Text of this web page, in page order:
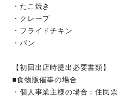
・たこ焼き
・クレープ
・フライドチキン
・パン
【初回出店時提出必要書類】
■食物販催事の場合
・個人事業主様の場合：住民票